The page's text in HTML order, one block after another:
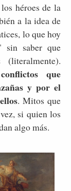
héroes de la
a la idea de
lo que hoy
sin saber que
que
y por el
. Mitos que
si quien los
algo más.